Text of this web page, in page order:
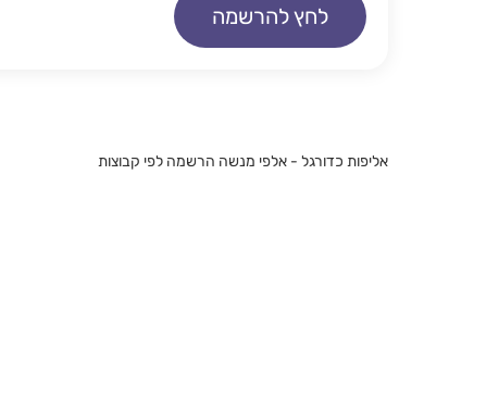
לחץ להרשמה
אליפות כדורגל - אלפי מנשה הרשמה לפי קבוצות